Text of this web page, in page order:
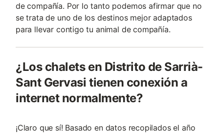
de compañía. Por lo tanto podemos afirmar que no
se trata de uno de los destinos mejor adaptados
para llevar contigo tu animal de compañía.
¿Los chalets en Distrito de Sarrià-
Sant Gervasi tienen conexión a
internet normalmente?
¡Claro que sí! Basado en datos recopilados el año